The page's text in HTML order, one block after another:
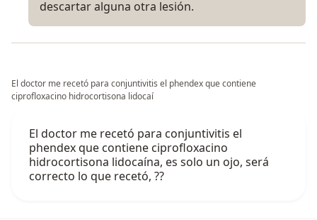
descartar alguna otra lesión.
El doctor me recetó para conjuntivitis el phendex que contiene
ciprofloxacino hidrocortisona lidocaí
El doctor me recetó para conjuntivitis el
phendex que contiene ciprofloxacino
hidrocortisona lidocaína, es solo un ojo, será
correcto lo que recetó, ??